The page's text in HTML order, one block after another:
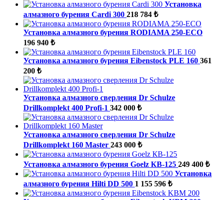
Установка
алмазного бурения Cardi 300 218 784 ₺
Установка алмазного бурения RODIAMA 250-ECO
196 940 ₺
Установка алмазного бурения Eibenstock PLE 160 361
200 ₺
Установка алмазного сверления Dr Schulze
Drillkomplekt 400 Profi-1 342 000 ₺
Установка алмазного сверления Dr Schulze
Drillkomplekt 160 Master 243 000 ₺
Установка алмазного бурения Goelz КВ-125 249 400 ₺
Установка
алмазного бурения Hilti DD 500 1 155 596 ₺